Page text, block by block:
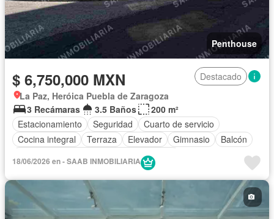
Penthouse
$ 6,750,000 MXN
Destacado
La Paz, Heróica Puebla de Zaragoza
3 Recámaras
3.5 Baños
200 m²
Estacionamiento
Seguridad
Cuarto de servicio
Cocina integral
Terraza Elevador Gimnasio
Balcón
Acceso para personas con discapacidad
Azotea
Vista panorámica
Caseta de vigilancia
Sin amueblar
18/06/2026 en - SAAB INMOBILIARIA